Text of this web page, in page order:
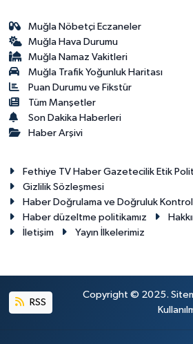
Muğla Nöbetçi Eczaneler
Muğla Hava Durumu
Muğla Namaz Vakitleri
Muğla Trafik Yoğunluk Haritası
Puan Durumu ve Fikstür
Tüm Manşetler
Son Dakika Haberleri
Haber Arşivi
Fethiye TV Haber Gazetecilik Etik
Gizlilik Sözleşmesi
Haber Doğrulama ve Doğruluk
Haber düzeltme politikamız
İletişim
Yayın İlkelerimiz
RSS
Copyright © 2025.